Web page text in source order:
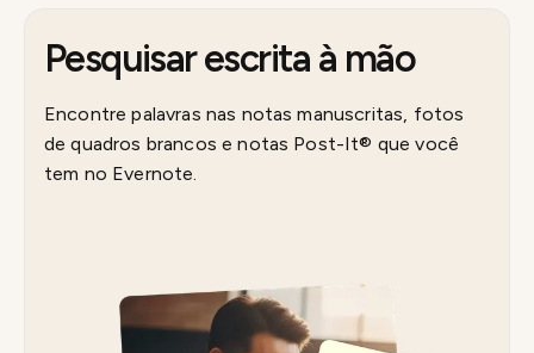
Pesquisar escrita à mão
Encontre palavras nas notas manuscritas, fotos
de quadros brancos e notas Post-It® que você
tem no Evernote.